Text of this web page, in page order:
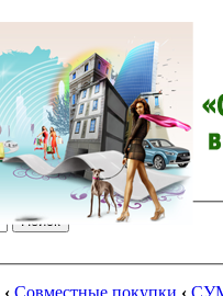
‹ Совместные покупки ‹